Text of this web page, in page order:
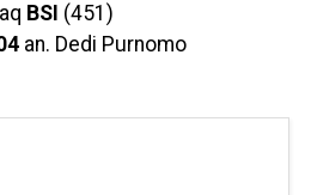
BSI (451)
an. Dedi Purnomo